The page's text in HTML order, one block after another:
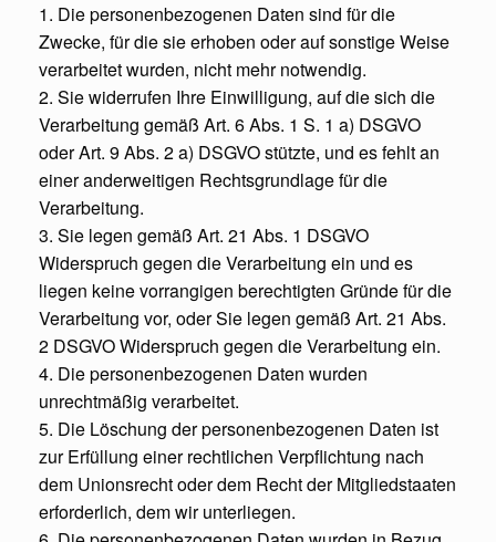
1. Die personenbezogenen Daten sind für die
Zwecke, für die sie erhoben oder auf sonstige Weise
verarbeitet wurden, nicht mehr notwendig.
2. Sie widerrufen Ihre Einwilligung, auf die sich die
Verarbeitung gemäß Art. 6 Abs. 1 S. 1 a) DSGVO
oder Art. 9 Abs. 2 a) DSGVO stützte, und es fehlt an
einer anderweitigen Rechtsgrundlage für die
Verarbeitung.
3. Sie legen gemäß Art. 21 Abs. 1 DSGVO
Widerspruch gegen die Verarbeitung ein und es
liegen keine vorrangigen berechtigten Gründe für die
Verarbeitung vor, oder Sie legen gemäß Art. 21 Abs.
2 DSGVO Widerspruch gegen die Verarbeitung ein.
4. Die personenbezogenen Daten wurden
unrechtmäßig verarbeitet.
5. Die Löschung der personenbezogenen Daten ist
zur Erfüllung einer rechtlichen Verpflichtung nach
dem Unionsrecht oder dem Recht der Mitgliedstaaten
erforderlich, dem wir unterliegen.